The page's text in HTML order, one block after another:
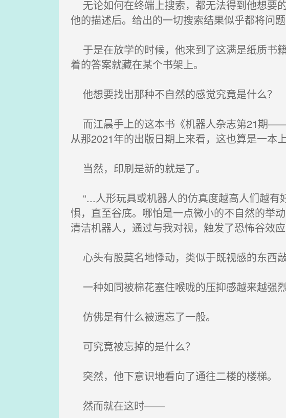
无论如何在终端上搜索，都无法得到他想要
他的描述后。给出的一切搜索结果似乎都将问题
于是在放学的时候，他来到了这满是纸质书
着的答案就藏在某个书架上。
他想要找出那种不自然的感觉究竟是什么？
而江晨手上的这本书《机器人杂志第21期——
从那2021年的出版日期上来看，这也算是一本
当然，印刷是新的就是了。
“...人形玩具或机器人的仿真度越高人们越有
惧，直至谷底。哪怕是一点微小的不自然的举
清洁机器人，通过与我对视，触发了恐怖谷效应
心头有股莫名地悸动，类似于既视感的东西敲
一种如同被棉花塞住喉咙的压抑感越来越强烈
仿佛是有什么被遗忘了一般。
可究竟被忘掉的是什么？
突然，他下意识地看向了通往二楼的楼梯。
然而就在这时——